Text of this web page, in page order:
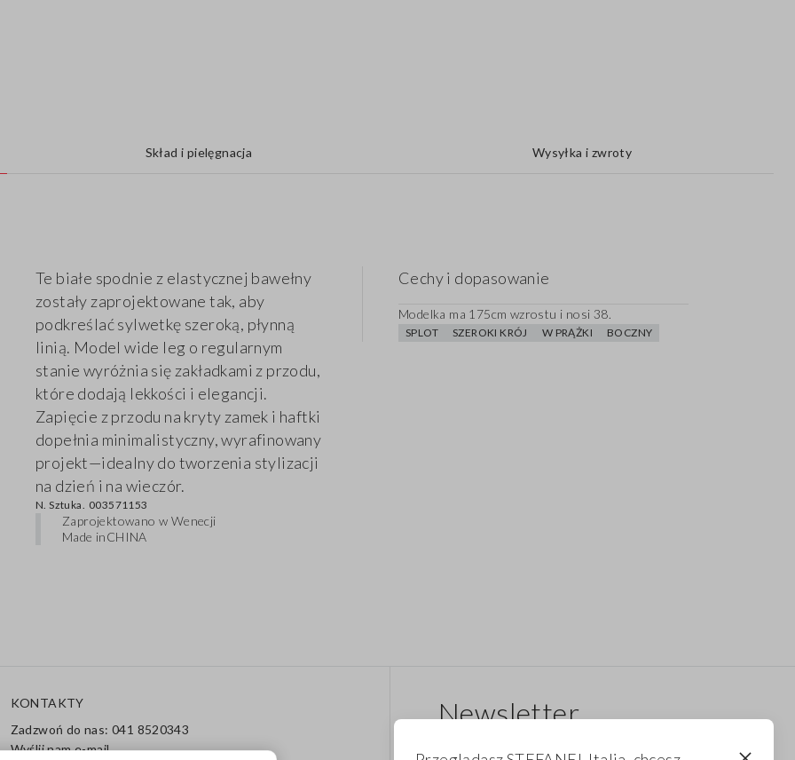
Skład i pielęgnacja Wysyłka i zwroty
Te białe spodnie z elastycznej bawełny
zostały zaprojektowane tak, aby
podkreślać sylwetkę szeroką, płynną
linią. Model wide leg o regularnym
stanie wyróżnia się zakładkami z przodu,
które dodają lekkości i elegancji.
Zapięcie z przodu na kryty zamek i haftki
dopełnia minimalistyczny, wyrafinowany
projekt—idealny do tworzenia stylizacji
na dzień i na wieczór.
N. Sztuka. 003571153
Zaprojektowano w Wenecji
Made inCHINA
Cechy i dopasowanie
Modelka ma 175cm wzrostu i nosi 38.
SPLOT SZEROKI KRÓJ W PRĄŻKI BOCZNY
KONTAKTY
Zadzwoń do nas: 041 8520343
Wyślij nam e-mail
Newsletter